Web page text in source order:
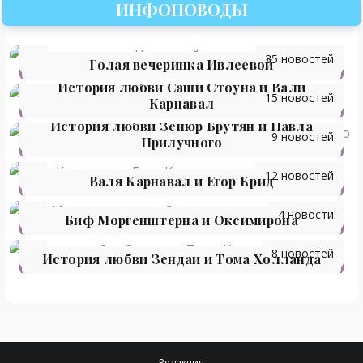
ИНФОПОВОДЫ
Голая вечеринка Ивлеевой35 новостей
История любви Саши Стоуна и Вали
Карнавал
15 новостей
История любви Зепюр Брутян и Павла
Прилучного
9 новостей
Валя Карнавал и Егор Крид12 новостей
Биф Моргенштерна и Оксимирона4 новости
История любви Зендаи и Тома Холланда
8 новостей